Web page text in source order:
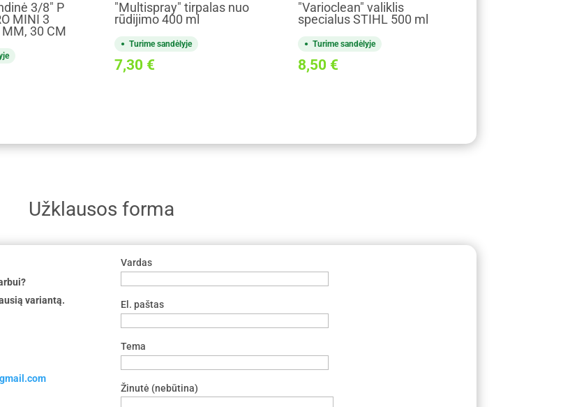
3/8" P
MINI 3
30 CM
"Multispray" tirpalas nuo
rūdijimo 400 ml
Turime sandėlyje
7,30 €
"Varioclean" valiklis
specialus STIHL 500 ml
Turime sandėlyje
8,50 €
Užklausos forma
variantą.
Vardas
El. paštas
Tema
Žinutė (nebūtina)